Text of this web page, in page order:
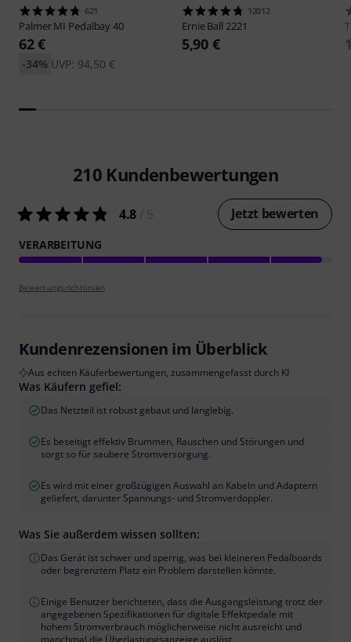
621
PalmerMI Pedalbay 40
62 €
UVP: 94,50 €
-34%
12012
Ernie Ball 2221
5,90 €
210 Kundenbewertungen
4.8 Jetzt bewerten
VERARBEITUNG
Bewertungsrichtlinien
Kundenrezensionen im Überblick
Aus echten Käuferbewertungen, zusammengefasst durch KI
Was Käufern gefiel:
Das Netzteil ist robust gebaut und langlebig.
Es beseitigt effektiv Brummen, Rauschen und Störungen und
sorgt so für saubere Stromversorgung.
Es wird mit einer großzügigen Auswahl an Kabeln und Adaptern
geliefert, darunter Spannungs- und Stromverdoppler.
Was Sie außerdem wissen sollten:
Das Gerät ist schwer und sperrig, was bei kleineren Pedalboards
oder begrenztem Platz ein Problem darstellen könnte.
Einige Benutzer berichteten, dass die Ausgangsleistung trotz der
angegebenen Spezifikationen für digitale Effektpedale mit
hohem Stromverbrauch möglicherweise nicht ausreicht und
manchmal die Überlastungsanzeige auslöst.